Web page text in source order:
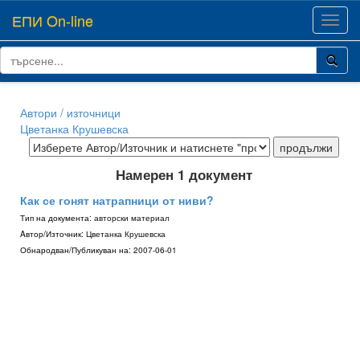
ЕПИ On-line
Автори / източници
Цветанка Крушевска
Намерен 1 документ
Как се гонят натрапници от ниви?
Тип на документа: авторски материал
Aвтор/Източник: Цветанка Крушевска
Обнародван/Публикуван на: 2007-06-01